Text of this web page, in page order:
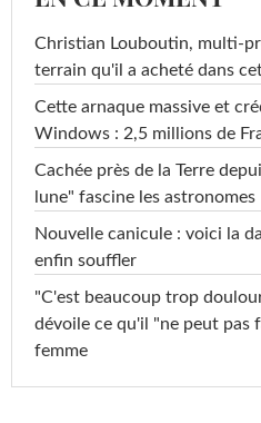
Christian Louboutin, multi-
terrain qu'il a acheté dans
Cette arnaque massive et
Windows : 2,5 millions de
Cachée près de la Terre
lune" fascine les astronomes
Nouvelle canicule : voici la
enfin souffler
"C'est beaucoup trop
dévoile ce qu'il "ne peut pas
femme